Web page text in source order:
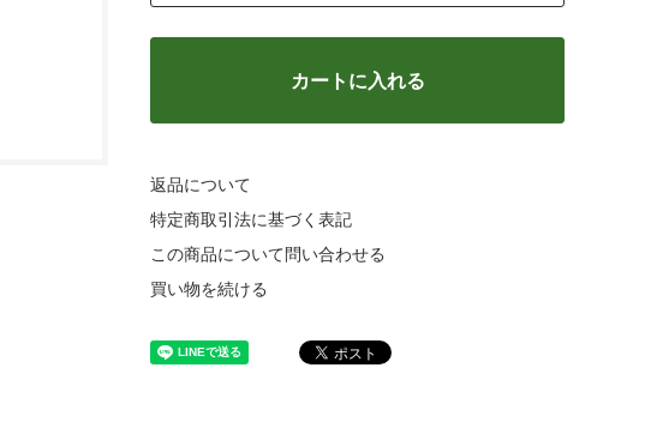
カートに入れる
返品について
特定商取引法に基づく表記
この商品について問い合わせる
買い物を続ける